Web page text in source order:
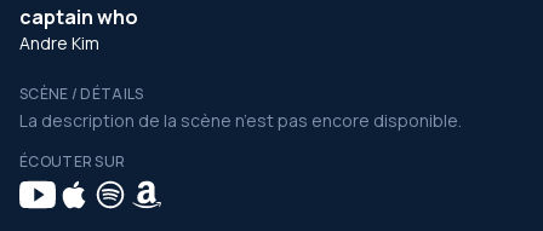
captain who
Andre Kim
SCÈNE / DÉTAILS
La description de la scène n’est pas encore disponible.
ÉCOUTER SUR